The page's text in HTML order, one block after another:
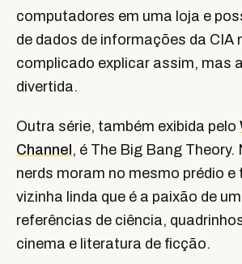
computadores em uma loja e
de dados de informações da CIA
complicado explicar assim, mas
divertida.
Outra série, também exibida pelo
Channel , é The Big Bang Theory.
nerds moram no mesmo prédio e
vizinha linda que é a paixão de
referências de ciência,
cinema e literatura de ficção.